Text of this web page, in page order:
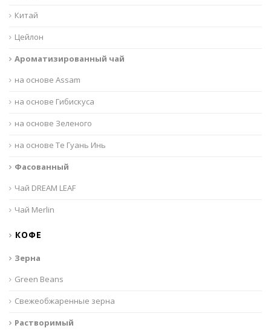
Китай
Цейлон
Ароматизированный чай
на основе Assam
на основе Гибискуса
на основе Зеленого
на основе Те Гуань Инь
Фасованный
Чай DREAM LEAF
Чай Merlin
КОФЕ
Зерна
Green Beans
Свежеобжаренные зерна
Растворимый